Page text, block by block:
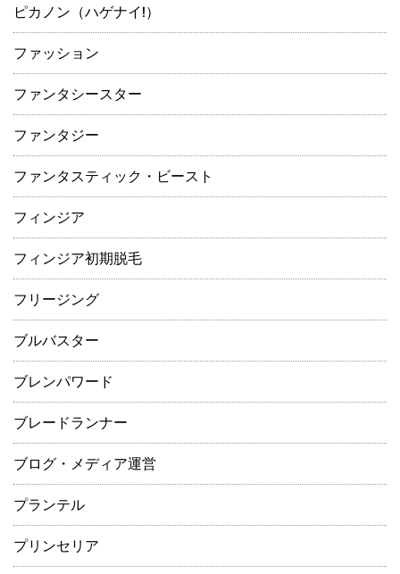
ピカノン（ハゲナイ!）
ファッション
ファンタシースター
ファンタジー
ファンタスティック・ビースト
フィンジア
フィンジア初期脱毛
フリージング
ブルバスター
ブレンパワード
ブレードランナー
ブログ・メディア運営
プランテル
プリンセリア